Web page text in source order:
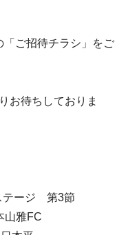
ご招待チラシ」をご
お待ちしておりま
テージ 第3節
山雅FC